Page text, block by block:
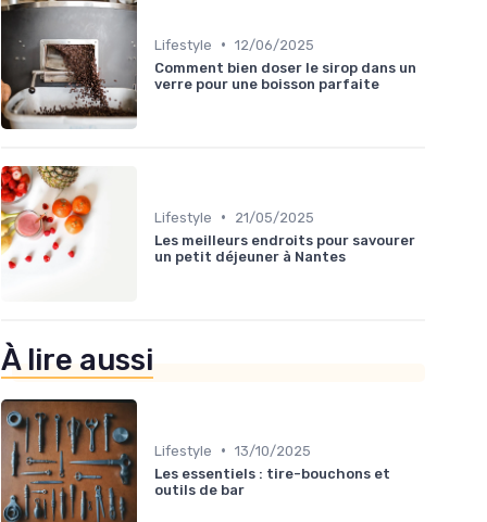
Lifestyle • 12/06/2025
Comment bien doser le sirop dans un
verre pour une boisson parfaite
Lifestyle •
21/05/2025
Les meilleurs endroits pour savourer
un petit déjeuner à Nantes
À lire aussi
Lifestyle • 13/10/2025
Les essentiels : tire-bouchons et
outils de bar